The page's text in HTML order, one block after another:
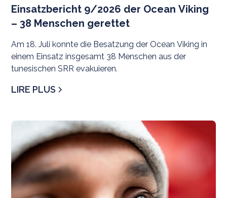
Einsatzbericht 9/2026 der Ocean Viking
– 38 Menschen gerettet
Am 18. Juli konnte die Besatzung der Ocean Viking in
einem Einsatz insgesamt 38 Menschen aus der
tunesischen SRR evakuieren.
LIRE PLUS